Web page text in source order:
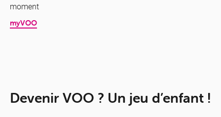
moment
myVOO
L’info que vous cherchez est surement à quelques clics !
Devenir VOO ? Un jeu d’enfant !